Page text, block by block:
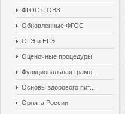
ФГОС с ОВЗ
Обновленные ФГОС
ОГЭ и ЕГЭ
Оценочные процедуры
Функциональная грамо...
Основы здорового пит...
Орлята России